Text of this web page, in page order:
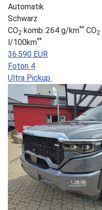
Automatik
Schwarz
CO2 komb.:264 g/km** CO2
l/100km**
36.590 EUR
Foton 4
Ultra Pickup